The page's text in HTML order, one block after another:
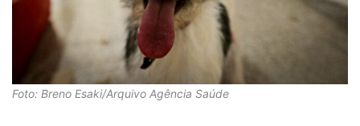
Foto: Breno Esaki/Arquivo Agência Saúde